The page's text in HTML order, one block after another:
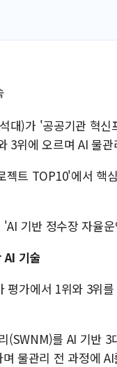
대)가 '공공기관 혁
3위에 오르며 AI 물
트 TOP10'에서 핵
기반 정수장 자율
기술
가에서 1위와 3위
(SWNM)를 AI 기반 3
물관리 전 과정에